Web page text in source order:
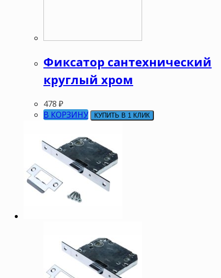
Фиксатор сантехнический
круглый хром
478 ₽
В КОРЗИНУ
КУПИТЬ В 1 КЛИК